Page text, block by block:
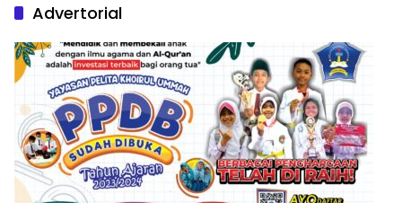
Advertorial